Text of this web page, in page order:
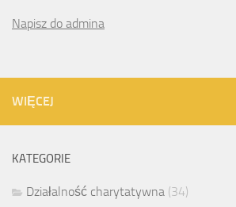
Napisz do admina
WIĘCEJ
KATEGORIE
Działalność charytatywna (34)